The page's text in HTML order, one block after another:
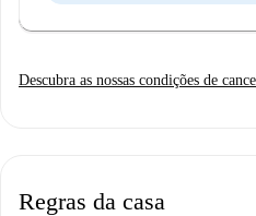
Descubra as nossas condições de
Regras da casa